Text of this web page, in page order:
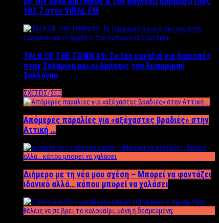
102,7 στον VIRAL FM
TALK OF THE TOWN #9: Τα top μαγαζιά για διακοπές
στην Σαλαμίνα και οι δράσεις του Εμπορικού
Συλλόγου
ΣΧΕΣΕΙΣ/ΣΕΞ
Απόμερες παραλίες για «αξέχαστες βραδιές» στην
Αττική …
Διήμερο με τη νέα μου σχέση – Μπορεί να φαντάζει
ιδανικό αλλά… κάπου μπορεί να χαλάσει